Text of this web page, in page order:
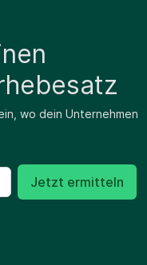
wo dein Unternehmen
Jetzt ermitteln